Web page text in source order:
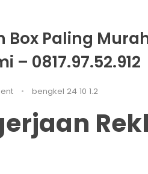
Box Paling
– 0817.97.52.912
bengkel 24 10 1.2